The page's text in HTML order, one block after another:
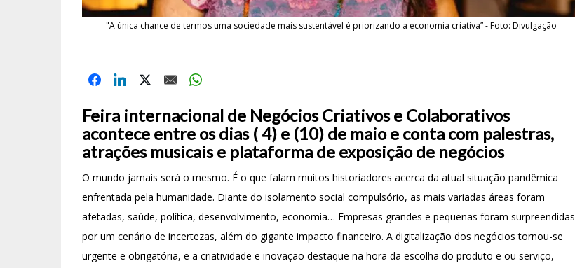
"A única chance de termos uma sociedade mais sustentável é priorizando a economia criativa” - Foto: Divulgação
Feira internacional de Negócios Criativos e Colaborativos
acontece entre os dias ( 4) e (10) de maio e conta com palestras,
atrações musicais e plataforma de exposição de negócios
O mundo jamais será o mesmo. É o que falam muitos historiadores acerca da atual situação pandêmica
enfrentada pela humanidade. Diante do isolamento social compulsório, as mais variadas áreas foram
afetadas, saúde, política, desenvolvimento, economia… Empresas grandes e pequenas foram surpreendidas
por um cenário de incertezas, além do gigante impacto financeiro. A digitalização dos negócios tornou-se
urgente e obrigatória, e a criatividade e inovação destaque na hora da escolha do produto e ou serviço,